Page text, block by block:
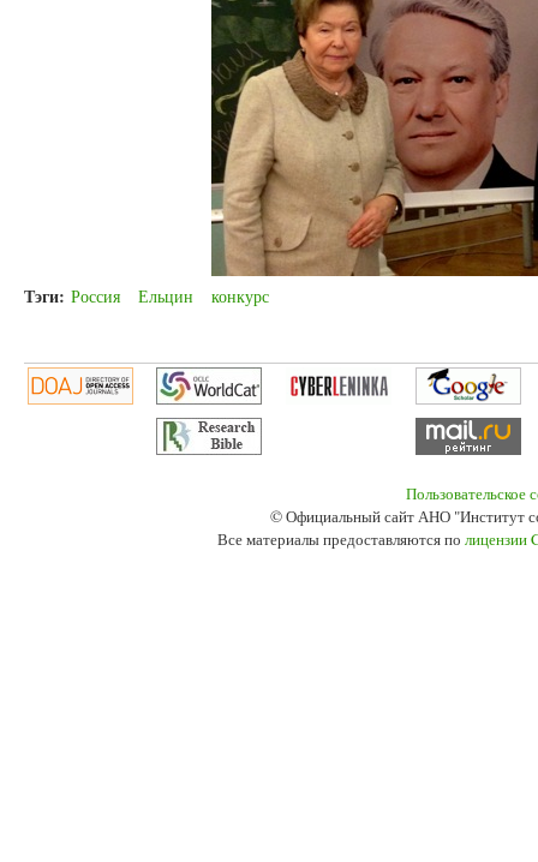
Тэги: Россия Ельцин конкурс
Пользовательское
© Официальный сайт АНО "Институт
Все материалы предоставляются по лицензии